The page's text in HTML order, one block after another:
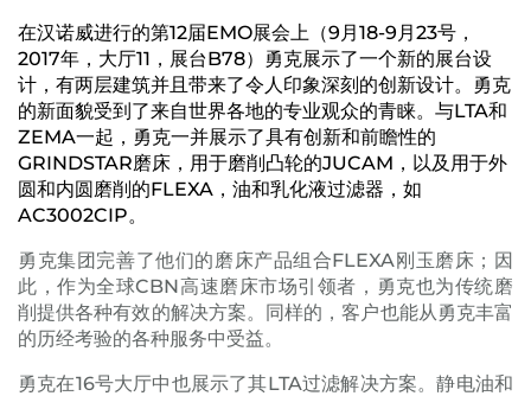
在汉诺威进行的第12届EMO展会上（9月18-9月23号，
2017年，大厅11，展台B78）勇克展示了一个新的展台设
计，有两层建筑并且带来了令人印象深刻的创新设计。勇克
的新面貌受到了来自世界各地的专业观众的青睐。与LTA和
ZEMA一起，勇克一并展示了具有创新和前瞻性的
GRINDSTAR磨床，用于磨削凸轮的JUCAM，以及用于外
圆和内圆磨削的FLEXA，油和乳化液过滤器，如
AC3002CIP。
勇克集团完善了他们的磨床产品组合FLEXA刚玉磨床；因
此，作为全球CBN高速磨床市场引领者，勇克也为传统磨
削提供各种有效的解决方案。同样的，客户也能从勇克丰富
的历经考验的各种服务中受益。
勇克在16号大厅中也展示了其LTA过滤解决方案。静电油和